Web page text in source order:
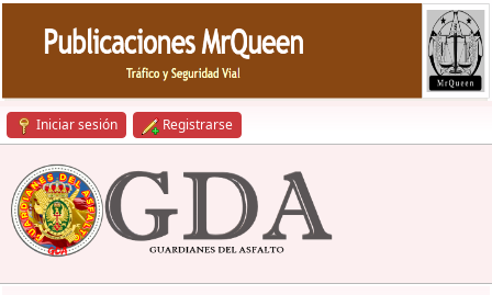
Iniciar sesión Registrarse